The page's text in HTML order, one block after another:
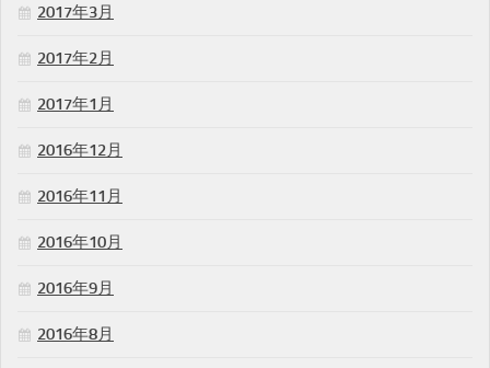
2017年3月
2017年2月
2017年1月
2016年12月
2016年11月
2016年10月
2016年9月
2016年8月